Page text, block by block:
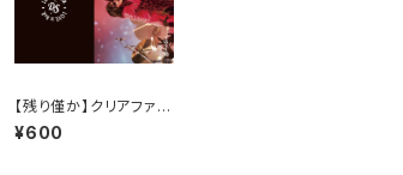
【残り僅か】クリアファイ
ル
¥600